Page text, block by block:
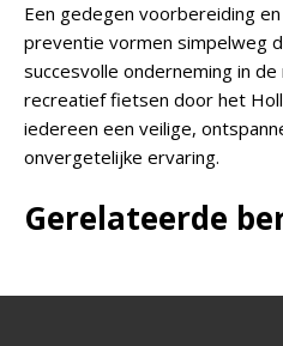
Een gedegen voorbereiding
preventie vormen simpelweg
succesvolle onderneming in
recreatief fietsen door het
iedereen een veilige,
onvergetelijke ervaring.
Gerelateerde